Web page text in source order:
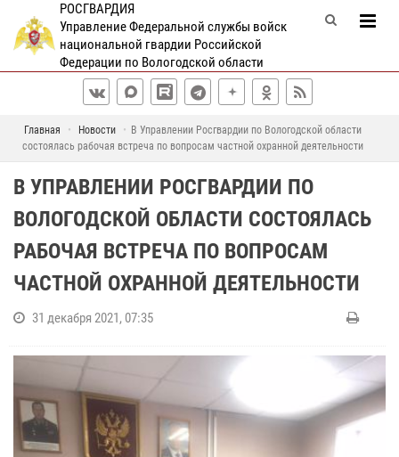
РОСГВАРДИЯ
Управление Федеральной службы войск
национальной гвардии Российской
Федерации по Вологодской области
Главная Новости
В Управлении Росгвардии по Вологодской области
состоялась рабочая встреча по вопросам частной охранной деятельности
В УПРАВЛЕНИИ РОСГВАРДИИ ПО
ВОЛОГОДСКОЙ ОБЛАСТИ СОСТОЯЛАСЬ
РАБОЧАЯ ВСТРЕЧА ПО ВОПРОСАМ
ЧАСТНОЙ ОХРАННОЙ ДЕЯТЕЛЬНОСТИ
31 декабря 2021, 07:35